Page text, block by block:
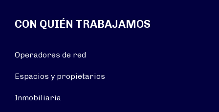
CON QUIÉN TRABAJAMOS
Operadores de red
Espacios y propietarios
Inmobiliaria